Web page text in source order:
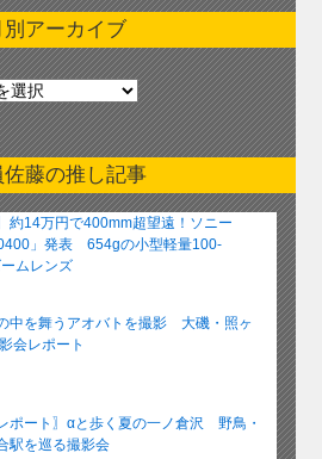
別アーカイブ
佐藤の推し記事
約14万円で400mm超望遠！ソニー
」発表 654gの小型軽量100-
ムレンズ
中を舞うアオバトを撮影 大磯・照ヶ
会レポート
ポート〗αと歩く夏の一ノ倉沢 野鳥・
駅を巡る撮影会